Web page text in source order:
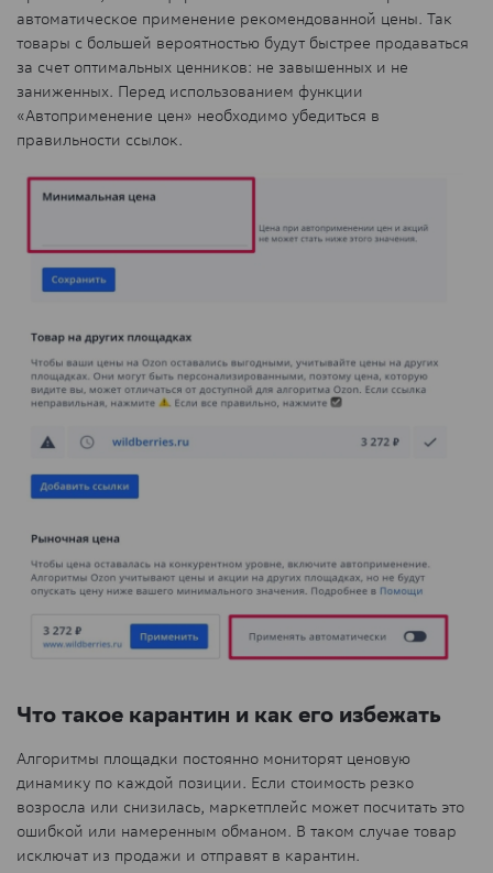
автоматическое применение рекомендованной цены. Так
товары с большей вероятностью будут быстрее продаваться
за счет оптимальных ценников: не завышенных и не
заниженных. Перед использованием функции
«Автоприменение цен» необходимо убедиться в
правильности ссылок.
Что такое карантин и как его избежать
Алгоритмы площадки постоянно мониторят ценовую
динамику по каждой позиции. Если стоимость резко
возросла или снизилась, маркетплейс может посчитать это
ошибкой или намеренным обманом. В таком случае товар
исключат из продажи и отправят в карантин.